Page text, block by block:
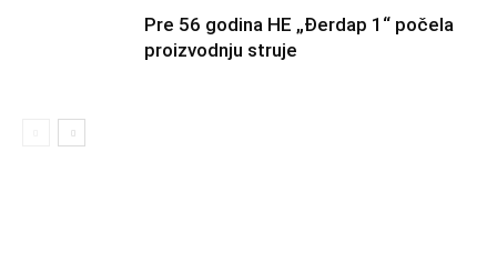
Pre 56 godina HE „Đerdap 1“ počela
proizvodnju struje